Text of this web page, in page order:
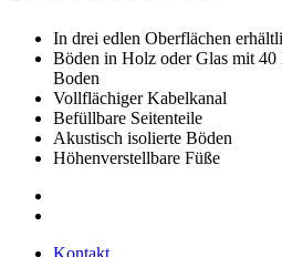
In drei edlen Oberflächen
Böden in Holz oder Glas mit
Boden
Vollflächiger Kabelkanal
Befüllbare Seitenteile
Akustisch isolierte Böden
Höhenverstellbare Füße
Kontakt